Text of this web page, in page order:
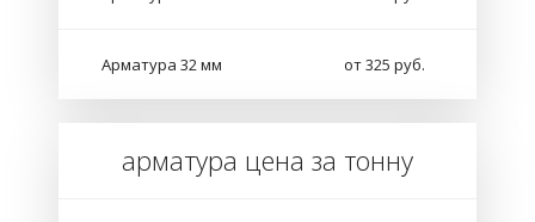
Арматура 32 мм от 325 руб.
арматура цена за тонну